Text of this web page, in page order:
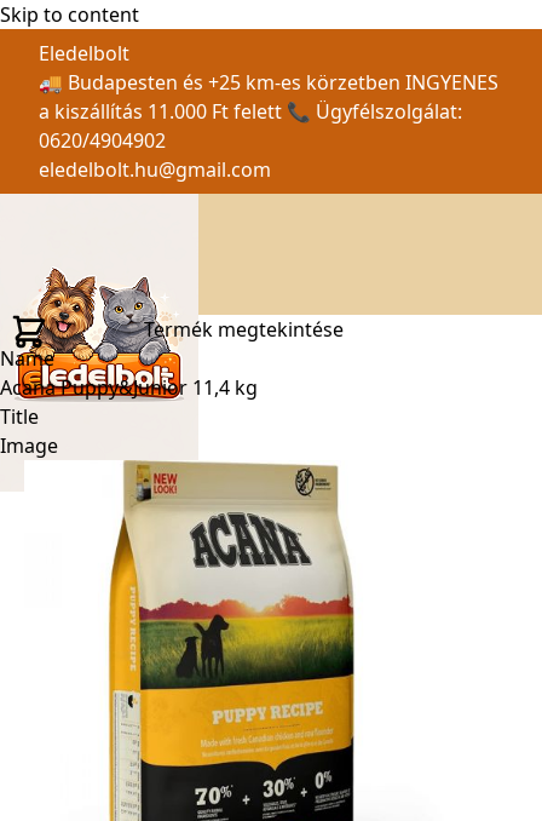
Skip to content
Eledelbolt
🚚 Budapesten és +25 km-es körzetben INGYENES
a kiszállítás 11.000 Ft felett 📞 Ügyfélszolgálat:
0620/4904902
eledelbolt.hu@gmail.com
Termék megtekintése
Name
Acana Puppy&Junior 11,4 kg
Title
Image